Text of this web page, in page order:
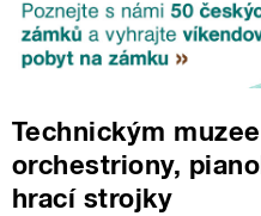
Technickým
orchestriony,
hrací strojky